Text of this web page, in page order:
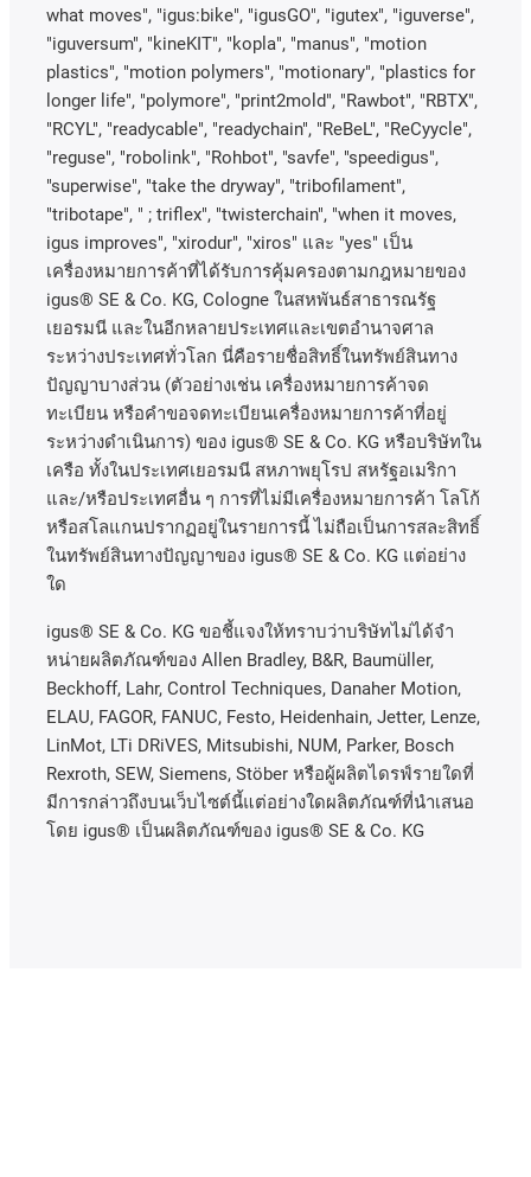
what moves", "igus:bike", "igusGO", "igutex", "iguverse",
"iguversum", "kineKIT", "kopla", "manus", "motion
plastics", "motion polymers", "motionary", "plastics for
longer life", "polymore", "print2mold", "Rawbot", "RBTX",
"RCYL", "readycable", "readychain", "ReBeL", "ReCyycle",
"reguse", "robolink", "Rohbot", "savfe", "speedigus",
"superwise", "take the dryway", "tribofilament",
"tribotape", " ; triflex", "twisterchain", "when it moves,
igus improves", "xirodur", "xiros" และ "yes" เป็น
เครื่องหมายการค้าที่ได้รับการคุ้มครองตามกฎหมายของ
igus® SE & Co. KG, Cologne ในสหพันธ์สาธารณรัฐ
เยอรมนี และในอีกหลายประเทศและเขตอํานาจศาล
ระหว่างประเทศทั่วโลก นี่คือรายชื่อสิทธิ์ในทรัพย์สินทาง
ปัญญาบางส่วน (ตัวอย่างเช่น เครื่องหมายการค้าจด
ทะเบียน หรือคำขอจดทะเบียนเครื่องหมายการค้าที่อยู่
ระหว่างดำเนินการ) ของ igus® SE & Co. KG หรือบริษัทใน
เครือ ทั้งในประเทศเยอรมนี สหภาพยุโรป สหรัฐอเมริกา
และ/หรือประเทศอื่น ๆ การที่ไม่มีเครื่องหมายการค้า โลโก้
หรือสโลแกนปรากฏอยู่ในรายการนี้ ไม่ถือเป็นการสละสิทธิ์
ในทรัพย์สินทางปัญญาของ igus® SE & Co. KG แต่อย่าง
ใด
igus® SE & Co. KG ขอชี้แจงให้ทราบว่าบริษัทไม่ได้จํา
หน่ายผลิตภัณฑ์ของ Allen Bradley, B&R, Baumüller,
Beckhoff, Lahr, Control Techniques, Danaher Motion,
ELAU, FAGOR, FANUC, Festo, Heidenhain, Jetter, Lenze,
LinMot, LTi DRiVES, Mitsubishi, NUM, Parker, Bosch
Rexroth, SEW, Siemens, Stöber หรือผู้ผลิตไดรฟ์รายใดที่
มีการกล่าวถึงบนเว็บไซต์นี้แต่อย่างใดผลิตภัณฑ์ที่นําเสนอ
โดย igus® เป็นผลิตภัณฑ์ของ igus® SE & Co. KG